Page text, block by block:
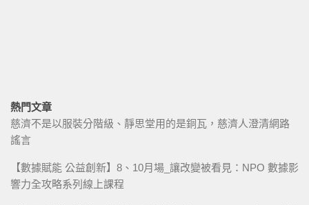
熱門文章
慈濟不是以服裝分階級、靜思堂用的是銅瓦，慈濟人澄清網路
謠言
【數據賦能 公益創新】8、10月場_讓改變被看見：NPO 數據影
響力全攻略系列線上課程